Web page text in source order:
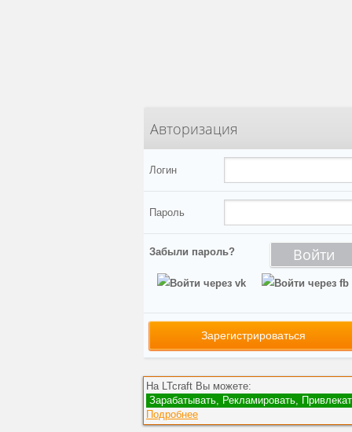
Авторизация
Логин
Пароль
Забыли пароль? Войти
Зарегистрироваться
На LTcraft Вы можете:
Зарабатывать, Рекламировать,
Подробнее